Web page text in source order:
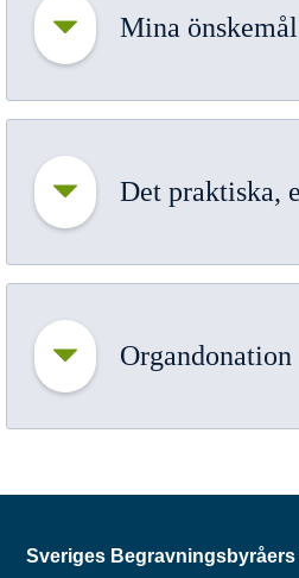
Mina
Det praktiska,
Organdonation
Sveriges Begravningsbyråers